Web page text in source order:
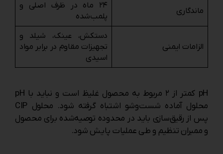
ماندگاری
۲۴ ماه در ظرف اصلی و
پلمب‌شده
الزامات ایمنی
دستکش، عینک، شیلد و
تجهیزات مقاوم در برابر مواد
اسیدی
pH کمتر از ۲ مربوط به محصول غلیظ است و نباید با pH
محلول آماده شست‌وشو اشتباه گرفته شود. محلول CIP
پس از رقیق‌سازی باید در محدوده توصیه‌شده برای محصول
و ممبران تنظیم و طی عملیات پایش شود.